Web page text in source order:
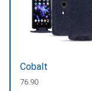
Cobalt
CHF
76.90